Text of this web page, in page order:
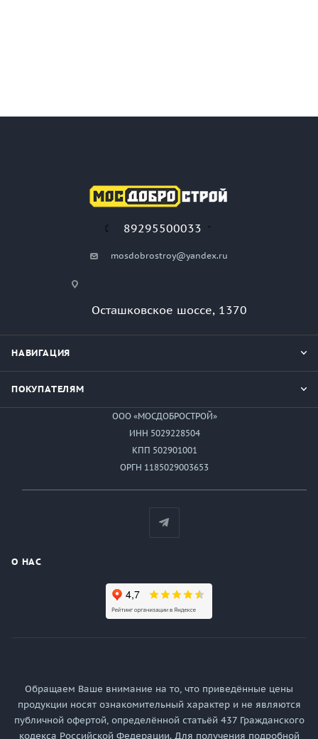
89295500033
mosdobrostroy@yandex.ru
Осташковское шоссе, 1370
НАВИГАЦИЯ
ПОКУПАТЕЛЯМ
ООО «МОСДОБРОСТРОЙ»
ИНН 5029228504
КПП 502901001
ОРГН 1185029003653
О НАС
Обращаем Ваше внимание на то, что приведённые цены
продукции носят ознакомительный характер и не являются
публичной офертой, определённой статьёй 437 Гражданского
кодекса Российской Федерации. Для получения подробной